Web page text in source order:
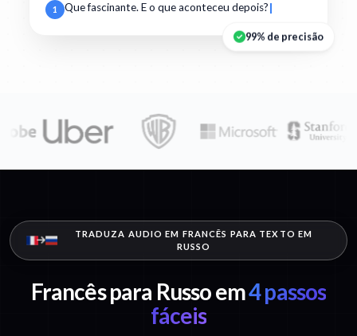
1 Que fascinante. E o que aconteceu depois?
99% de precisão
TRADUZA AUDIO EM FRANCÊS PARA TEXTO EM
RUSSO
Francês para Russo em4 passos
fáceis